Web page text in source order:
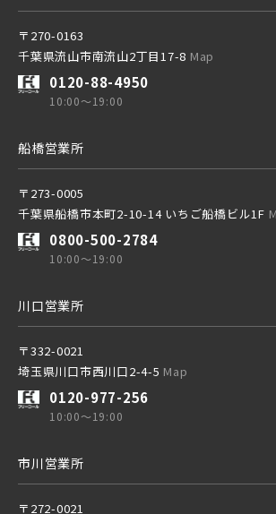
〒270-0163
千葉県流山市南流山2丁目17-8 Map
0120-88-4950
10:00～19:00
船橋営業所
〒273-0005
千葉県船橋市本町2-10-14 いちご船橋ビル1F
0800-500-2784
10:00～19:00
川口営業所
〒332-0021
埼玉県川口市西川口2-4-5 Map
0120-977-256
10:00～19:00
市川営業所
〒272-0021